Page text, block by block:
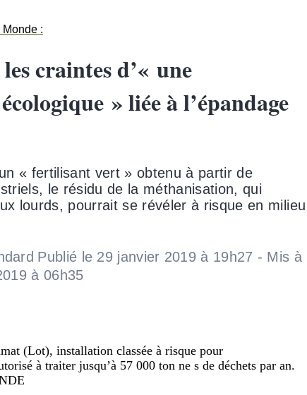
:
craintes d’« une
» liée à l’épandage
« fertilisant vert » obtenu à partir de
le résidu de la méthanisation, qui
lourds, pourrait se révéler à risque en milieu
Publié le 29 janvier 2019 à 19h27 - Mis à
à 06h35
(Lot), installation classée à risque pour
à traiter jusqu’à 57 000 ton ne s de déchets par an.